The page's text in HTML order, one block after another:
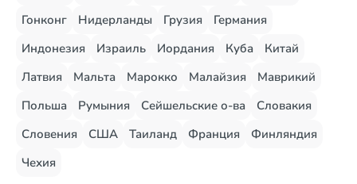
Гонконг
Нидерланды Грузия
Германия
Индонезия
Израиль Иордания Куба
Китай
Латвия
Мальта Марокко Малайзия
Маврикий
Польша
Румыния Сейшельские о-ва
Словакия
Словения
США Таиланд Франция
Финляндия
Чехия